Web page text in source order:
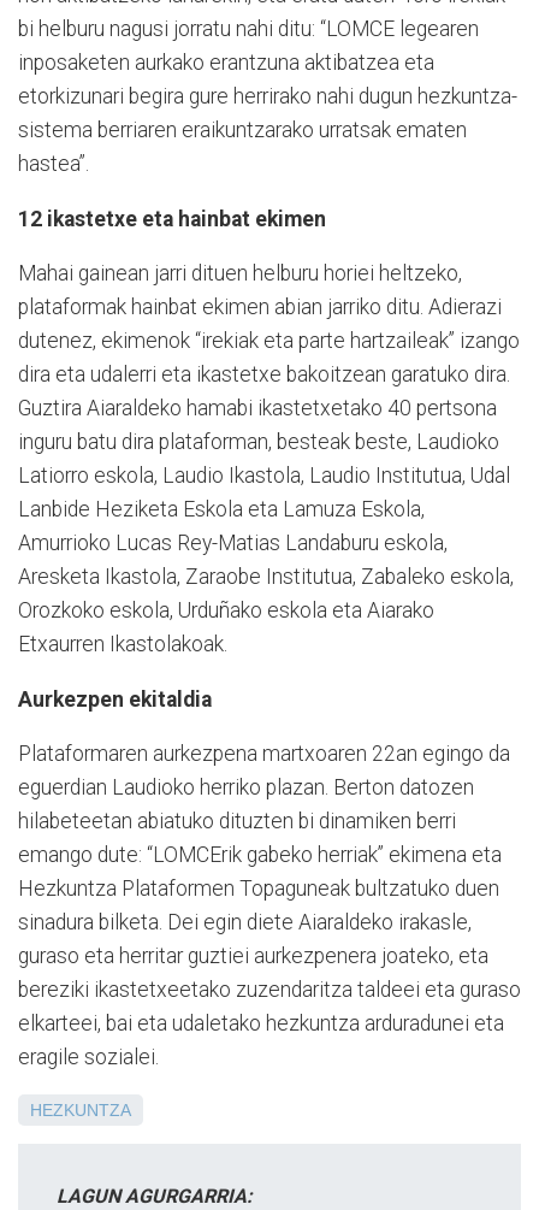
bi helburu nagusi jorratu nahi ditu: “LOMCE legearen
inposaketen aurkako erantzuna aktibatzea eta
etorkizunari begira gure herrirako nahi dugun hezkuntza-
sistema berriaren eraikuntzarako urratsak ematen
hastea”.
12 ikastetxe eta hainbat ekimen
Mahai gainean jarri dituen helburu horiei heltzeko,
plataformak hainbat ekimen abian jarriko ditu. Adierazi
dutenez, ekimenok “irekiak eta parte hartzaileak” izango
dira eta udalerri eta ikastetxe bakoitzean garatuko dira.
Guztira Aiaraldeko hamabi ikastetxetako 40 pertsona
inguru batu dira plataforman, besteak beste, Laudioko
Latiorro eskola, Laudio Ikastola, Laudio Institutua, Udal
Lanbide Heziketa Eskola eta Lamuza Eskola,
Amurrioko Lucas Rey-Matias Landaburu eskola,
Aresketa Ikastola, Zaraobe Institutua, Zabaleko eskola,
Orozkoko eskola, Urduñako eskola eta Aiarako
Etxaurren Ikastolakoak.
Aurkezpen ekitaldia
Plataformaren aurkezpena martxoaren 22an egingo da
eguerdian Laudioko herriko plazan. Berton datozen
hilabeteetan abiatuko dituzten bi dinamiken berri
emango dute: “LOMCErik gabeko herriak” ekimena eta
Hezkuntza Plataformen Topaguneak bultzatuko duen
sinadura bilketa. Dei egin diete Aiaraldeko irakasle,
guraso eta herritar guztiei aurkezpenera joateko, eta
bereziki ikastetxeetako zuzendaritza taldeei eta guraso
elkarteei, bai eta udaletako hezkuntza arduradunei eta
eragile sozialei.
HEZKUNTZA
LAGUN AGURGARRIA: